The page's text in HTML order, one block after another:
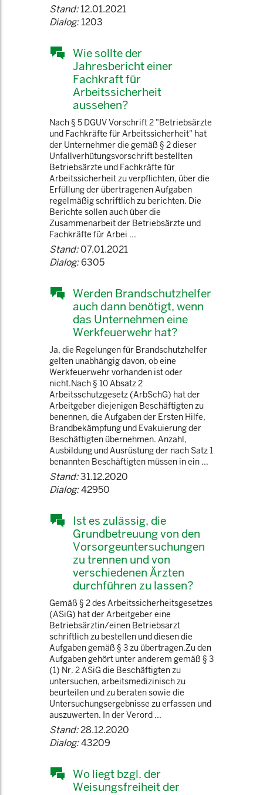
Stand:12.01.2021
Dialog:1203
Wie sollte der
Jahresbericht einer
Fachkraft für
Arbeitssicherheit
aussehen?
Nach § 5 DGUV Vorschrift 2 "Betriebsärzte
und Fachkräfte für Arbeitssicherheit" hat
der Unternehmer die gemäß § 2 dieser
Unfallverhütungsvorschrift bestellten
Betriebsärzte und Fachkräfte für
Arbeitssicherheit zu verpflichten, über die
Erfüllung der übertragenen Aufgaben
regelmäßig schriftlich zu berichten. Die
Berichte sollen auch über die
Zusammenarbeit der Betriebsärzte und
Fachkräfte für Arbei ...
Stand:07.01.2021
Dialog:6305
Werden Brandschutzhelfer
auch dann benötigt, wenn
das Unternehmen eine
Werkfeuerwehr hat?
Ja, die Regelungen für Brandschutzhelfer
gelten unabhängig davon, ob eine
Werkfeuerwehr vorhanden ist oder
nicht.Nach § 10 Absatz 2
Arbeitsschutzgesetz (ArbSchG) hat der
Arbeitgeber diejenigen Beschäftigten zu
benennen, die Aufgaben der Ersten Hilfe,
Brandbekämpfung und Evakuierung der
Beschäftigten übernehmen. Anzahl,
Ausbildung und Ausrüstung der nach Satz 1
benannten Beschäftigten müssen in ein ...
Stand:31.12.2020
Dialog:42950
Ist es zulässig, die
Grundbetreuung von den
Vorsorgeuntersuchungen
zu trennen und von
verschiedenen Ärzten
durchführen zu lassen?
Gemäß § 2 des Arbeitssicherheitsgesetzes
(ASiG) hat der Arbeitgeber eine
Betriebsärztin/einen Betriebsarzt
schriftlich zu bestellen und diesen die
Aufgaben gemäß § 3 zu übertragen.Zu den
Aufgaben gehört unter anderem gemäß § 3
(1) Nr. 2 ASiG die Beschäftigten zu
untersuchen, arbeitsmedizinisch zu
beurteilen und zu beraten sowie die
Untersuchungsergebnisse zu erfassen und
auszuwerten. In der Verord ...
Stand:28.12.2020
Dialog:43209
Wo liegt bzgl. der
Weisungsfreiheit der